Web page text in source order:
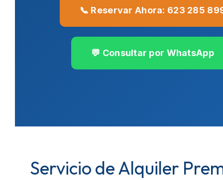
📞 Reservar Ahora: 623 285
💬 Consultar por WhatsApp
Servicio de Alquiler